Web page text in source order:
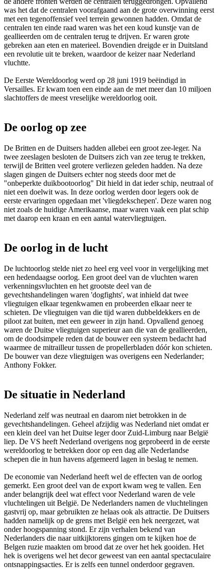
was het dat de centralen voorafgaand aan de grote overwinning eerst
met een tegenoffensief veel terrein gewonnen hadden. Omdat de
centralen ten einde raad waren was het een koud kunstje van de
geallieerden om de centralen terug te drijven. Er waren grote
gebreken aan eten en materieel. Bovendien dreigde er in Duitsland
een revolutie uit te breken, waardoor de keizer naar Nederland
vluchtte.
De Eerste Wereldoorlog werd op 28 juni 1919 beëindigd in
Versailles. Er kwam toen een einde aan de met meer dan 10 miljoen
slachtoffers de meest vreselijke wereldoorlog ooit.
De oorlog op zee
De Britten en de Duitsers hadden allebei een groot zee-leger. Na
twee zeeslagen besloten de Duitsers zich van zee terug te trekken,
terwijl de Britten veel grotere verliezen geleden hadden. Na deze
slagen gingen de Duitsers echter nog steeds door met de
"onbeperkte duikbootoorlog" Dit hield in dat ieder schip, neutraal of
niet een doelwit was. In deze oorlog werden door legers ook de
eerste ervaringen opgedaan met 'vliegdekschepen'. Deze waren nog
niet zoals de huidige Amerikaanse, maar waren vaak een plat schip
met daarop een kraan en een aantal watervliegtuigen.
De oorlog in de lucht
De luchtoorlog stelde niet zo heel erg veel voor in vergelijking met
een hedendaagse oorlog. Een groot deel van de vluchten waren
verkenningsvluchten en het grootste deel van de
gevechtshandelingen waren 'dogfights', wat inhield dat twee
vliegtuigen elkaar tegenkwamen en probeerden elkaar neer te
schieten. De vliegtuigen van die tijd waren dubbeldekkers en de
piloot zat buiten, met een geweer in zijn hand. Opvallend genoeg
waren de Duitse vliegtuigen superieur aan die van de geallieerden,
om de doodsimpele reden dat de bouwer een systeem bedacht had
waarmee de mitrailleur tussen de propellerbladen dóór kon schieten.
De bouwer van deze vliegtuigen was overigens een Nederlander;
Anthony Fokker.
De situatie in Nederland
Nederland zelf was neutraal en daarom niet betrokken in de
gevechtshandelingen. Geheel afzijdig was Nederland niet omdat er
een klein deel van het Duitse leger door Zuid-Limburg naar België
liep. De VS heeft Nederland overigens nog geprobeerd in de eerste
wereldoorlog te betrekken door op een dag alle Nederlandse
schepen die in hun havens afgemeerd lagen in beslag te nemen.
De economie van Nederland heeft wel de effecten van de oorlog
gemerkt. Een groot deel van de export kwam weg te vallen. Een
ander belangrijk deel wat effect voor Nederland waren de vele
vluchtelingen uit België. De Nederlanders namen de vluchtelingen
gastvrij op, maar gebruikten ze helaas ook als attractie. De Duitsers
hadden namelijk op de grens met België een hek neergezet, wat
onder hoogspanning stond. Er zijn verhalen bekend van
Nederlanders die naar uitkijktorens gingen om te kijken hoe de
Belgen ruzie maakten om brood dat ze over het hek gooiden. Het
hek is overigens wel het decor geweest van een aantal spectaculaire
ontsnappingsacties. Er is zelfs een tunnel onderdoor gegraven.